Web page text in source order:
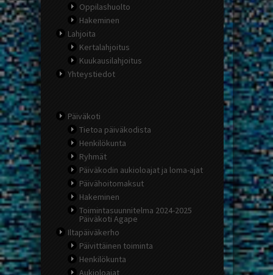
Oppilashuolto
Hakeminen
Lahjoita
Kertalahjoitus
Kuukausilahjoitus
Yhteystiedot
Päiväkoti
Tietoa päiväkodista
Henkilökunta
Ryhmät
Päiväkodin aukioloajat ja loma-ajat
Päivähoitomaksut
Hakeminen
Toimintasuunnitelma 2024-2025
Päiväkoti Agape
Iltapäiväkerho
Päivittäinen toiminta
Henkilökunta
Aukioloajat